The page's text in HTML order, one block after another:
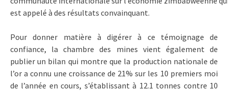
est appelé à des résultats convainquant.
Pour donner matière à digérer à ce témoignage de
confiance, la chambre des mines vient également de
publier un bilan qui montre que la production nationale de
l’or a connu une croissance de 21% sur les 10 premiers moi
de l’année en cours, s’établissant à 12.1 tonnes contre 10